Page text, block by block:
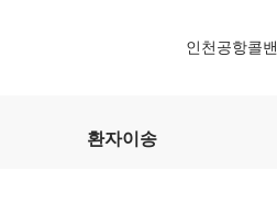
인천공항콜밴
환자이송